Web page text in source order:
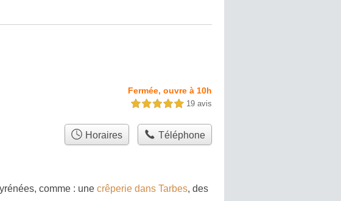
Fermée, ouvre à 10h
5,0 étoiles sur 5 19 avis
Horaires Téléphone
comme : une crêperie dans Tarbes, des